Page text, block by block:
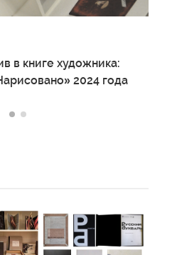
в книге художника:
2024 года